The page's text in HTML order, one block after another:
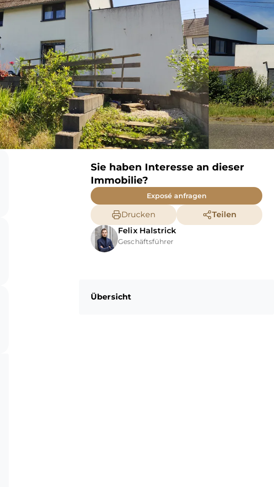
Sie haben Interesse an dieser
Immobilie?
Exposé anfragen
Drucken
Teilen
Felix Halstrick
Geschäftsführer
Übersicht